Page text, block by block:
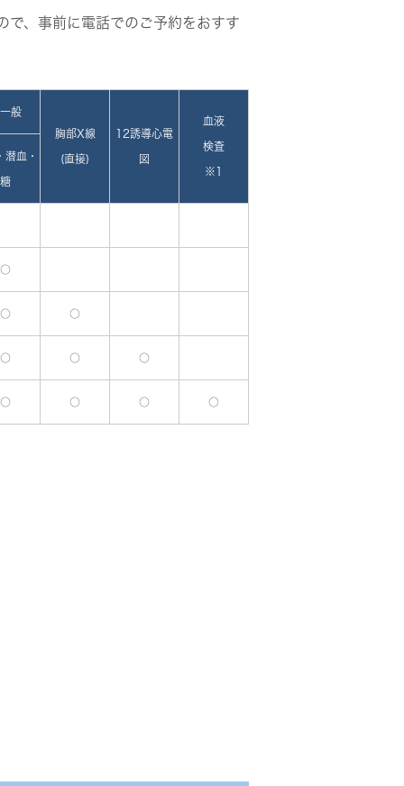
で、事前に電話でのご予約をおすす
般
胸部X線
(直接)
12誘導心電
図
血液
検査
※1
潜血・
糖
○
○ ○
○ ○ ○
○ ○ ○ ○